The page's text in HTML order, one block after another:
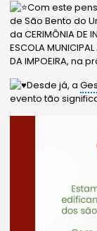
Com este
de São Bento do
da CERIMÔNIA DE
ESCOLA
DA IMPOEIRA, na
Desde já, a
evento tão